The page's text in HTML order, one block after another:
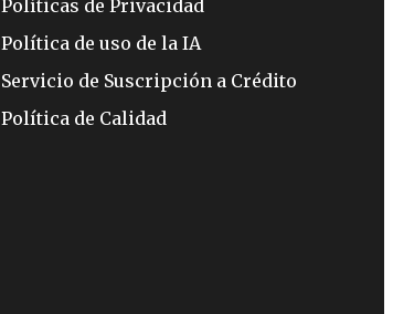
Políticas de Privacidad
Política de uso de la IA
Servicio de Suscripción a Crédito
Política de Calidad